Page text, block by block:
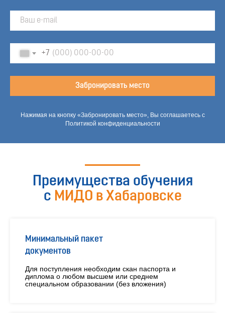
+7
Забронировать место
Нажимая на кнопку «Забронировать место», Вы соглашаетесь с
Политикой конфиденциальности
Преимущества обучения
с МИДО в Хабаровске
Минимальный пакет
документов
Для поступления необходим скан паспорта и
диплома о любом высшем или среднем
специальном образовании (без вложения)